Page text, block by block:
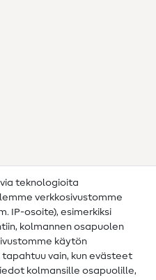
teknologioita
verkkosivustomme
IP-osoite), esimerkiksi
kolmannen osapuolen
käytön
vain, kun evästeet
kolmansille osapuolille,